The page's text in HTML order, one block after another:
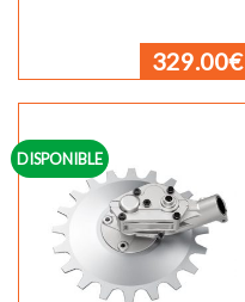
329.00€
DISPONIBLE